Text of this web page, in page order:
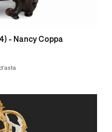
- Nancy Coppa